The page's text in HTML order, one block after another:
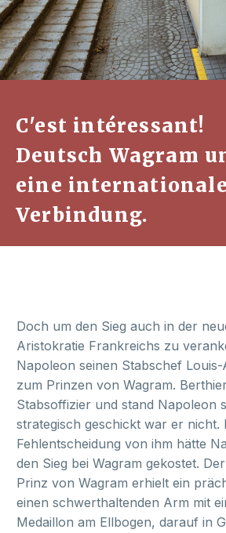
C'est intéressant!
Deutsch Wagram
eine internationale
Verbindung.
Doch um den Sieg auch in der
Aristokratie Frankreichs zu
Napoleon seinen Stabschef
zum Prinzen von Wagram.
Stabsoffizier und stand Napoleon
strategisch geschickt war er nicht.
Fehlentscheidung von ihm hätte
den Sieg bei Wagram gekostet.
Prinz von Wagram erhielt ein
einen schwerthaltenden Arm mit
Medaillon am Ellbogen, darauf in